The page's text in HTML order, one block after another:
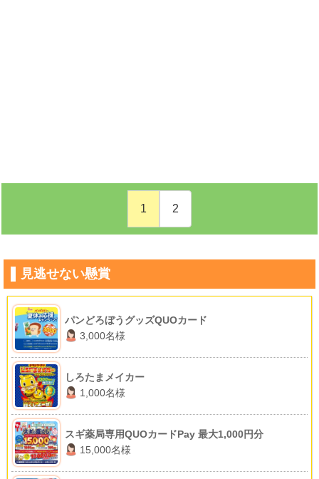
1 2
見逃せない懸賞
パンどろぼうグッズQUOカード
3,000名様
しろたまメイカー
1,000名様
スギ薬局専用QUOカードPay 最大1,000円分
15,000名様